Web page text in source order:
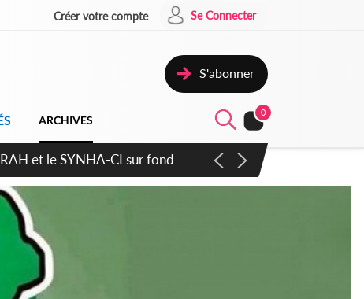
Créer votre compte Se Connecter
S'abonner
ARCHIVES
0
plus apaisé